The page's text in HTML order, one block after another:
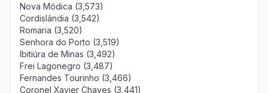
Nova Módica (3,573)
Cordislândia (3,542)
Romaria (3,520)
Senhora do Porto (3,519)
Ibitiúra de Minas (3,492)
Frei Lagonegro (3,487)
Fernandes Tourinho (3,466)
Coronel Xavier Chaves (3,441)